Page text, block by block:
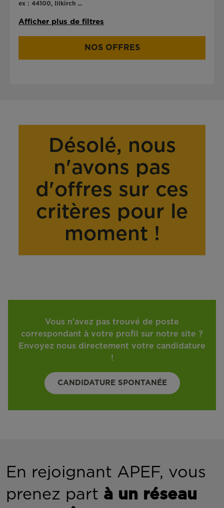
ex : 44100, Illkirch ...
Afficher plus de filtres
NOS OFFRES
Désolé, nous
n'avons pas
d'offres sur ces
critères pour le
moment !
Vous n'avez pas trouvé de poste
correspondant à votre profil sur notre site ?
Envoyez nous directement votre candidature
!
CANDIDATURE SPONTANÉE
En rejoignant APEF, vous
prenez part à un réseau